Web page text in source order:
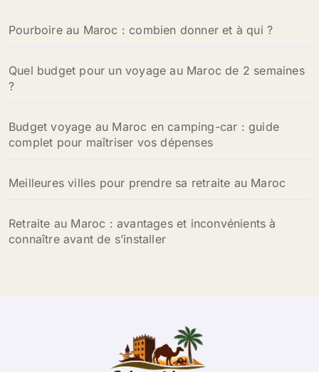
e
:
Pourboire au Maroc : combien donner et à qui ?
Quel budget pour un voyage au Maroc de 2 semaines
?
Budget voyage au Maroc en camping-car : guide
complet pour maîtriser vos dépenses
Meilleures villes pour prendre sa retraite au Maroc
Retraite au Maroc : avantages et inconvénients à
connaître avant de s’installer